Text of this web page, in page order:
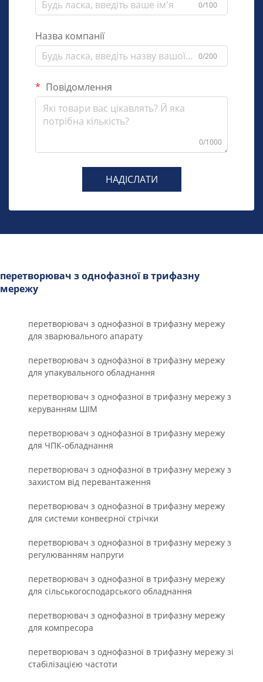
0/100
Назва компанії
0/200
Повідомлення
0/1000
НАДІСЛАТИ
перетворювач з однофазної в трифазну
мережу
перетворювач з однофазної в трифазну мережу
для зварювального апарату
перетворювач з однофазної в трифазну мережу
для упакувального обладнання
перетворювач з однофазної в трифазну мережу з
керуванням ШІМ
перетворювач з однофазної в трифазну мережу
для ЧПК-обладнання
перетворювач з однофазної в трифазну мережу з
захистом від перевантаження
перетворювач з однофазної в трифазну мережу
для системи конвеєрної стрічки
перетворювач з однофазної в трифазну мережу з
регулюванням напруги
перетворювач з однофазної в трифазну мережу
для сільськогосподарського обладнання
перетворювач з однофазної в трифазну мережу
для компресора
перетворювач з однофазної в трифазну мережу зі
стабілізацією частоти